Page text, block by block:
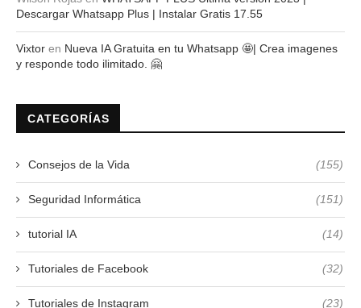
Descargar Whatsapp Plus | Instalar Gratis 17.55
Vixtor en Nueva IA Gratuita en tu Whatsapp 🤩| Crea imagenes
y responde todo ilimitado. 🤗
CATEGORÍAS
Consejos de la Vida (155)
Seguridad Informática (151)
tutorial IA (14)
Tutoriales de Facebook (32)
Tutoriales de Instagram (23)